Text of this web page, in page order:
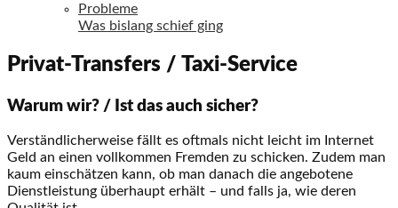
Probleme
Was bislang schief ging
Privat-Transfers / Taxi-Service
Warum wir? / Ist das auch sicher?
Verständlicherweise fällt es oftmals nicht leicht im Internet
Geld an einen vollkommen Fremden zu schicken. Zudem man
kaum einschätzen kann, ob man danach die angebotene
Dienstleistung überhaupt erhält – und falls ja, wie deren